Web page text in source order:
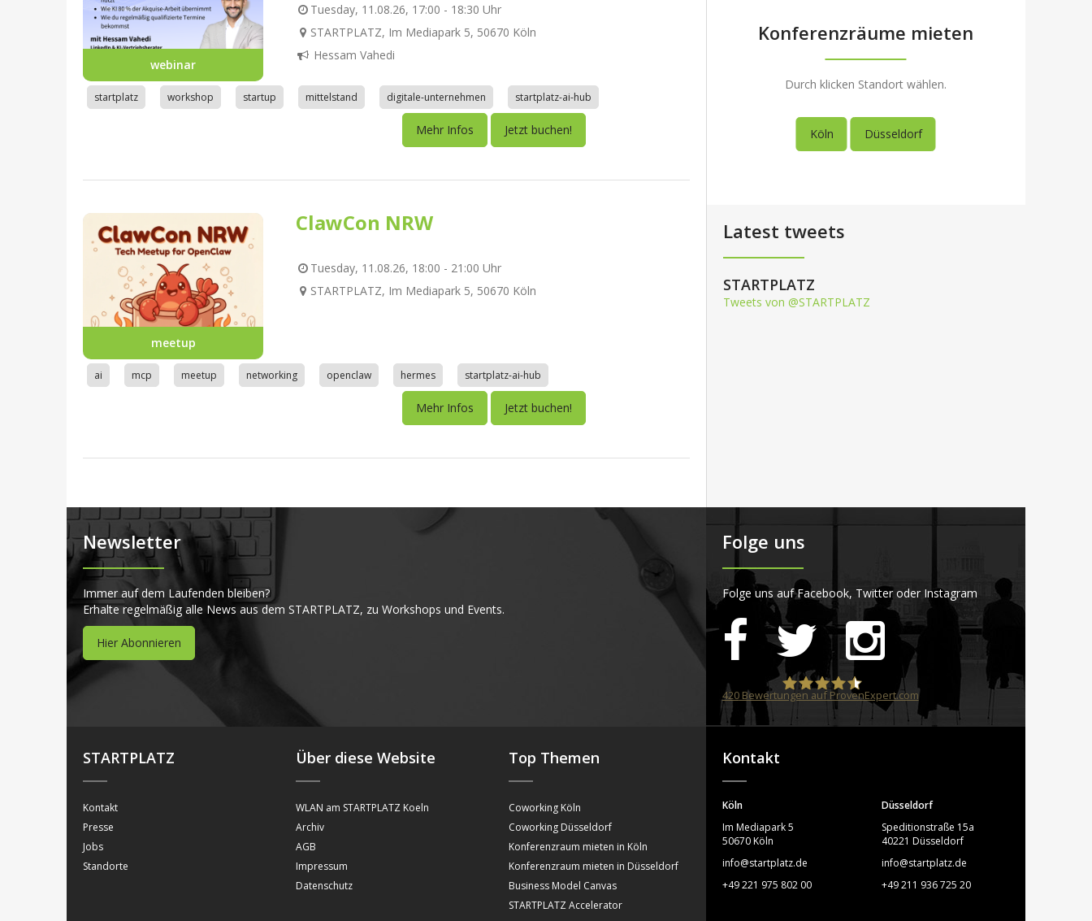
webinar
Tuesday, 11.08.26, 17:00 - 18:30 Uhr
STARTPLATZ, Im Mediapark 5, 50670 Köln
Hessam Vahedi
startplatz workshop startup mittelstand digitale-unternehmen startplatz-ai-hub
Mehr Infos Jetzt buchen!
meetup
ClawCon NRW
Tuesday, 11.08.26, 18:00 - 21:00 Uhr
STARTPLATZ, Im Mediapark 5, 50670 Köln
ai mcp meetup networking openclaw hermes startplatz-ai-hub
Mehr Infos Jetzt buchen!
Konferenzräume mieten
Durch klicken Standort wählen.
Köln Düsseldorf
Latest tweets
STARTPLATZ
Tweets von @STARTPLATZ
Newsletter
Immer auf dem Laufenden bleiben?
Erhalte regelmäßig alle News aus dem STARTPLATZ, zu Workshops und Events.
Hier Abonnieren
Folge uns
Folge uns auf Facebook, Twitter oder Instagram
STARTPLATZ
420Bewertungen auf ProvenExpert.com
STARTPLATZ
Kontakt
Presse
Jobs
Standorte
Über diese Website
WLAN am STARTPLATZ Koeln
Archiv
AGB
Impressum
Datenschutz
Top Themen
Coworking Köln
Coworking Düsseldorf
Konferenzraum mieten in Köln
Konferenzraum mieten in Düsseldorf
Business Model Canvas
STARTPLATZ Accelerator
Kontakt
Köln
Im Mediapark 5
50670 Köln
info@startplatz.de
+49 221 975 802 00
Düsseldorf
Speditionstraße 15a
40221 Düsseldorf
info@startplatz.de
+49 211 936 725 20